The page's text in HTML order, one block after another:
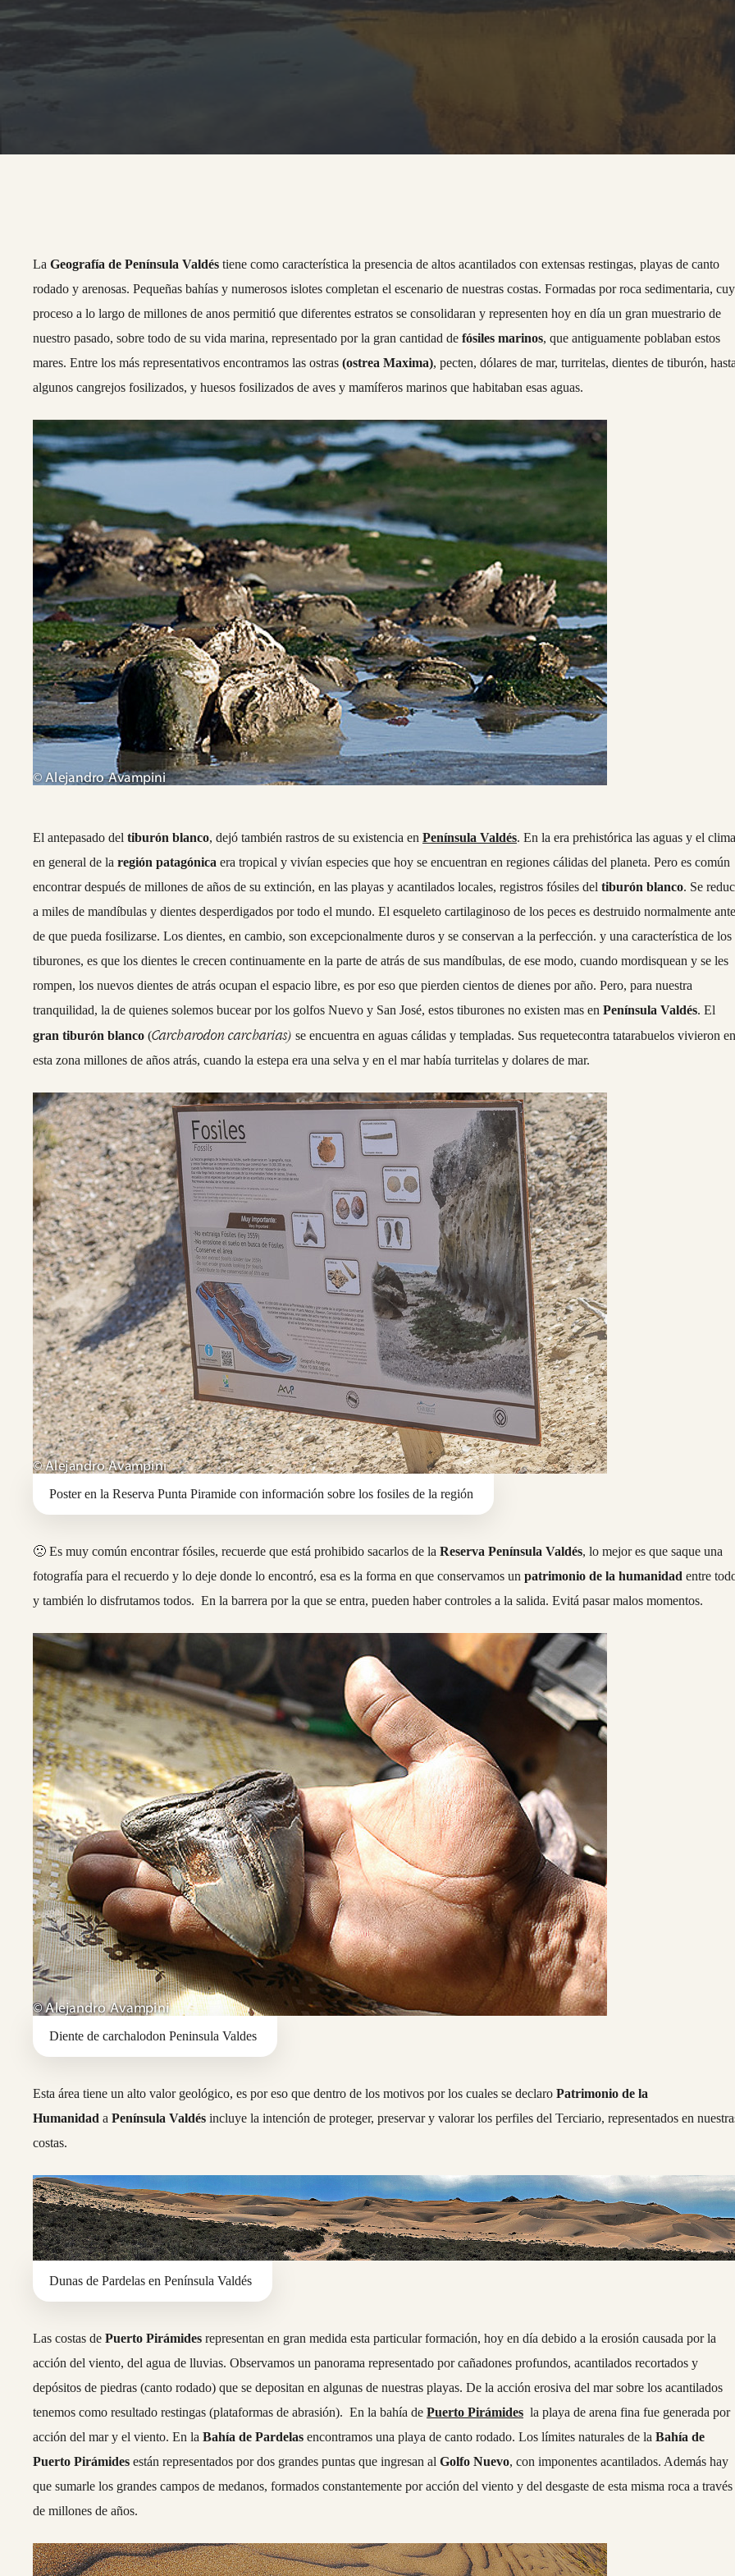
La Geografía de Península Valdés tiene como característica la presencia de altos acantilados con extensas restingas, playas de canto
rodado y arenosas. Pequeñas bahías y numerosos islotes completan el escenario de nuestras costas. Formadas por roca sedimentaria,
proceso a lo largo de millones de anos permitió que diferentes estratos se consolidaran y representen hoy en día un gran muestrario de
nuestro pasado, sobre todo de su vida marina, representado por la gran cantidad de fósiles marinos, que antiguamente poblaban estos
mares. Entre los más representativos encontramos las ostras (ostrea Maxima), pecten, dólares de mar, turritelas, dientes de tiburón,
algunos cangrejos fosilizados, y huesos fosilizados de aves y mamíferos marinos que habitaban esas aguas.
El antepasado del tiburón blanco, dejó también rastros de su existencia en Península Valdés. En la era prehistórica las aguas y el clima
en general de la región patagónica era tropical y vivían especies que hoy se encuentran en regiones cálidas del planeta. Pero es común
encontrar después de millones de años de su extinción, en las playas y acantilados locales, registros fósiles del tiburón blanco. Se
a miles de mandíbulas y dientes desperdigados por todo el mundo. El esqueleto cartilaginoso de los peces es destruido normalmente
de que pueda fosilizarse. Los dientes, en cambio, son excepcionalmente duros y se conservan a la perfección. y una característica de los
tiburones, es que los dientes le crecen continuamente en la parte de atrás de sus mandíbulas, de ese modo, cuando mordisquean y se les
rompen, los nuevos dientes de atrás ocupan el espacio libre, es por eso que pierden cientos de dienes por año. Pero, para nuestra
tranquilidad, la de quienes solemos bucear por los golfos Nuevo y San José, estos tiburones no existen mas en Península Valdés. El
gran tiburón blanco (Carcharodon carcharias) se encuentra en aguas cálidas y templadas. Sus requetecontra tatarabuelos vivieron
esta zona millones de años atrás, cuando la estepa era una selva y en el mar había turritelas y dolares de mar.
Poster en la Reserva Punta Piramide con información sobre los fosiles de la región
🙁 Es muy común encontrar fósiles, recuerde que está prohibido sacarlos de la Reserva Península Valdés, lo mejor es que saque una
fotografía para el recuerdo y lo deje donde lo encontró, esa es la forma en que conservamos un patrimonio de la humanidad entre
y también lo disfrutamos todos. En la barrera por la que se entra, pueden haber controles a la salida. Evitá pasar malos momentos.
Diente de carchalodon Peninsula Valdes
Esta área tiene un alto valor geológico, es por eso que dentro de los motivos por los cuales se declaro Patrimonio de la
Humanidad a Península Valdés incluye la intención de proteger, preservar y valorar los perfiles del Terciario, representados en
costas.
Dunas de Pardelas en Península Valdés
Las costas de Puerto Pirámides representan en gran medida esta particular formación, hoy en día debido a la erosión causada por la
acción del viento, del agua de lluvias. Observamos un panorama representado por cañadones profundos, acantilados recortados y
depósitos de piedras (canto rodado) que se depositan en algunas de nuestras playas. De la acción erosiva del mar sobre los acantilados
tenemos como resultado restingas (plataformas de abrasión). En la bahía de Puerto Pirámides la playa de arena fina fue generada por
acción del mar y el viento. En la Bahía de Pardelas encontramos una playa de canto rodado. Los límites naturales de la Bahía de
Puerto Pirámides están representados por dos grandes puntas que ingresan al Golfo Nuevo, con imponentes acantilados. Además hay
que sumarle los grandes campos de medanos, formados constantemente por acción del viento y del desgaste de esta misma roca a través
de millones de años.